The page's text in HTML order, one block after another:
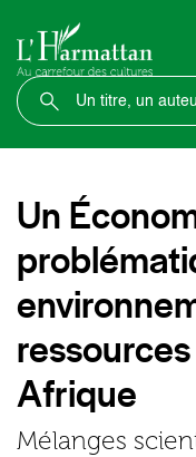
Un
Afrique
Mélanges